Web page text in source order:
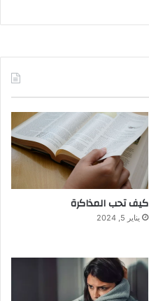
كيف تحب المذاكرة
يناير 5, 2024